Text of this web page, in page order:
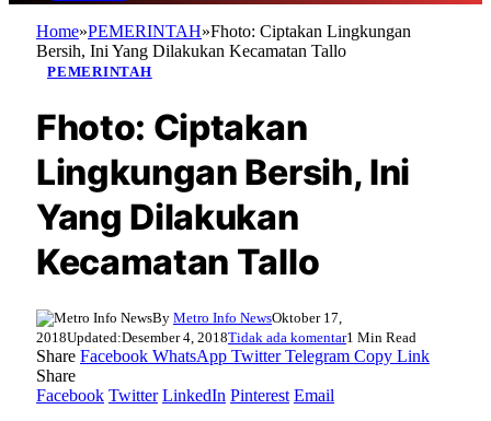
Home»PEMERINTAH»Fhoto: Ciptakan Lingkungan
Bersih, Ini Yang Dilakukan Kecamatan Tallo
PEMERINTAH
Fhoto: Ciptakan
Lingkungan Bersih, Ini
Yang Dilakukan
Kecamatan Tallo
By Metro Info NewsOktober 17,
2018Updated:Desember 4, 2018Tidak ada komentar1 Min Read
Share Facebook WhatsApp Twitter Telegram Copy Link
Share
Facebook Twitter LinkedIn Pinterest Email